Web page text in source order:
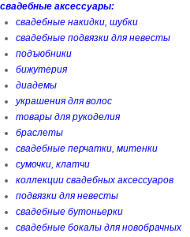
свадебные аксессуары:
свадебные накидки, шубки
свадебные подвязки для невесты
подъюбники
бижутерия
диадемы
украшения для волос
товары для рукоделия
браслеты
свадебные перчатки, митенки
сумочки, клатчи
коллекции свадебных аксессуаров
подвязки для невесты
свадебные бутоньерки
свадебные бокалы для новобрачных